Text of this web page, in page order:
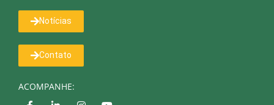
Notícias
Contato
ACOMPANHE: